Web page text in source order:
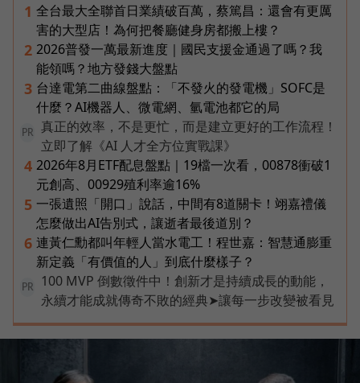
1 全台最大全聯首日業績破百萬，蔡篤昌：還會有更厲
害的大型店！為何把餐廳健身房都搬上樓？
2 2026普發一萬最新進度｜國民支援金通過了嗎？我
能領嗎？地方發錢大盤點
3 台達電第二曲線盤點：「不發火的發電機」SOFC是
什麼？AI機器人、微電網、氫電池都它的局
PR
真正的效率，不是更忙，而是建立更好的工作流程！
立即了解《AI 人才全方位實戰課》
4 2026年8月ETF配息盤點｜19檔一次看，00878衝破1
元創高、00929殖利率逾16%
5 一張遺照「開口」說話，中間有8道關卡！翊嘉禮儀
怎麼做出AI告別式，讓逝者最後道別？
6 連黃仁勳都叫年輕人當水電工！程世嘉：智慧通膨重
新定義「有價值的人」到底什麼樣子？
PR
100 MVP 倒數徵件中！創新才是持續成長的動能，
永續才能成就傳奇不敗的經典➤讓每一步改變被看見